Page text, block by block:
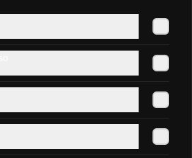
Sándwich de lomito de cerdo, tomate,
palta natural y mayonesa casera en pan
$4.500
Lomito Luco
gauda fundido en pan frica mediano.